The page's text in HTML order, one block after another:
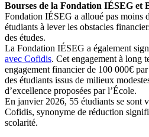
Bourses de la Fondation IÉSEG et
Fondation IÉSEG a alloué pas moins
étudiants à lever les obstacles
des études.
La Fondation IÉSEG a également
avec Cofidis. Cet engagement à long
engagement financier de 100 000€
des étudiants issus de milieux
d’excellence proposées par l’École.
En janvier 2026, 55 étudiants se sont
Cofidis, synonyme de réduction
scolarité.